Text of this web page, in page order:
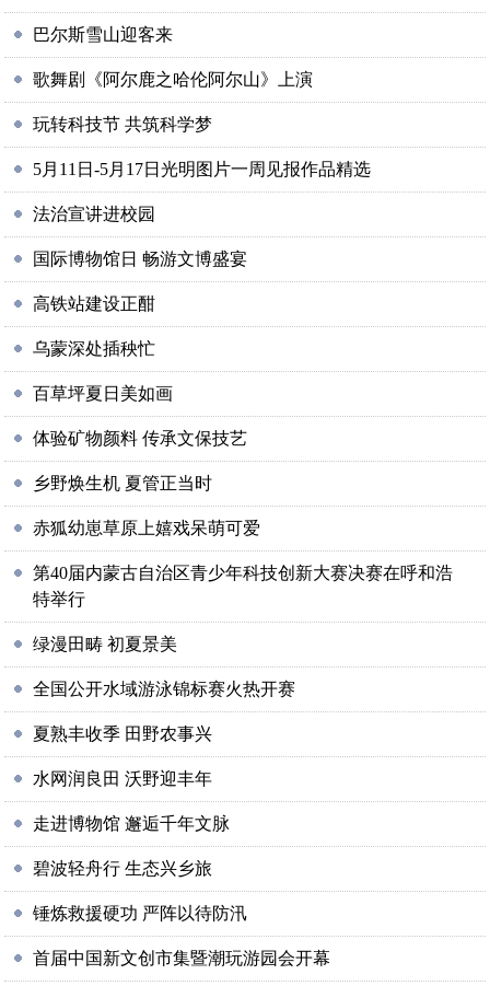
巴尔斯雪山迎客来
歌舞剧《阿尔鹿之哈伦阿尔山》上演
玩转科技节 共筑科学梦
5月11日-5月17日光明图片一周见报作品精选
法治宣讲进校园
国际博物馆日 畅游文博盛宴
高铁站建设正酣
乌蒙深处插秧忙
百草坪夏日美如画
体验矿物颜料 传承文保技艺
乡野焕生机 夏管正当时
赤狐幼崽草原上嬉戏呆萌可爱
第40届内蒙古自治区青少年科技创新大赛决赛在呼和浩
特举行
绿漫田畴 初夏景美
全国公开水域游泳锦标赛火热开赛
夏熟丰收季 田野农事兴
水网润良田 沃野迎丰年
走进博物馆 邂逅千年文脉
碧波轻舟行 生态兴乡旅
锤炼救援硬功 严阵以待防汛
首届中国新文创市集暨潮玩游园会开幕